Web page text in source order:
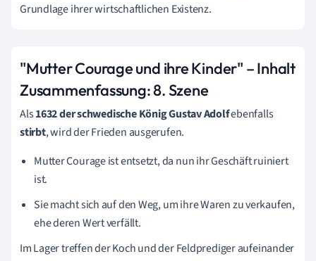
Grundlage ihrer wirtschaftlichen Existenz.
"Mutter Courage und ihre Kinder" – Inhalt
Zusammenfassung:8. Szene
Als1632der schwedische König Gustav Adolfebenfalls
stirbt, wird der Frieden ausgerufen.
Mutter Courage ist entsetzt, da nun ihr Geschäft ruiniert
ist.
Sie macht sich auf den Weg, um ihre Waren zu verkaufen,
ehe deren Wert verfällt.
Im Lager treffen der Koch und der Feldprediger aufeinander